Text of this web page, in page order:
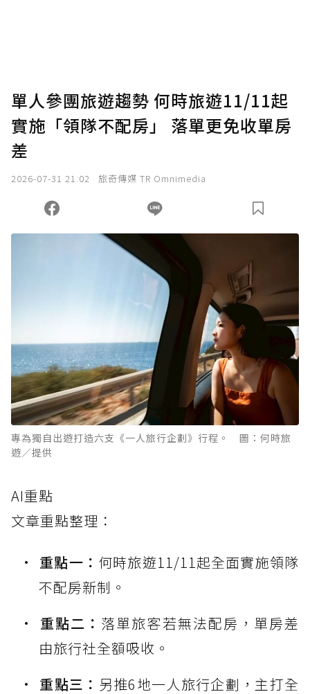
單人參團旅遊趨勢 何時旅遊11/11起
實施「領隊不配房」 落單更免收單房
差
2026-07-31 21:02 旅奇傳媒 TR Omnimedia
專為獨自出遊打造六支《一人旅行企劃》行程。 圖：何時旅
遊／提供
AI重點
文章重點整理：
重點一： 何時旅遊11/11起全面實施領隊
不配房新制。
重點二： 落單旅客若無法配房，單房差
由旅行社全額吸收。
重點三： 另推6地一人旅行企劃，主打全